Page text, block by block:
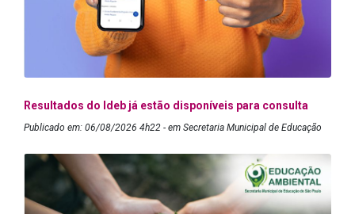
Resultados do Ideb já estão disponíveis para consulta
Publicado em: 06/08/2026 4h22 - em Secretaria Municipal de Educação